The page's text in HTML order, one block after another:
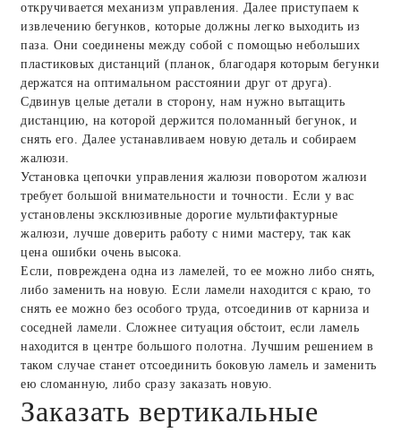
откручивается механизм управления. Далее приступаем к
извлечению бегунков, которые должны легко выходить из
паза. Они соединены между собой с помощью небольших
пластиковых дистанций (планок, благодаря которым бегунки
держатся на оптимальном расстоянии друг от друга).
Сдвинув целые детали в сторону, нам нужно вытащить
дистанцию, на которой держится поломанный бегунок, и
снять его. Далее устанавливаем новую деталь и собираем
жалюзи.
Установка цепочки управления жалюзи поворотом жалюзи
требует большой внимательности и точности. Если у вас
установлены эксклюзивные дорогие мультифактурные
жалюзи, лучше доверить работу с ними мастеру, так как
цена ошибки очень высока.
Если, повреждена одна из ламелей, то ее можно либо снять,
либо заменить на новую. Если ламели находится с краю, то
снять ее можно без особого труда, отсоединив от карниза и
соседней ламели. Сложнее ситуация обстоит, если ламель
находится в центре большого полотна. Лучшим решением в
таком случае станет отсоединить боковую ламель и заменить
ею сломанную, либо сразу заказать новую.
Заказать вертикальные